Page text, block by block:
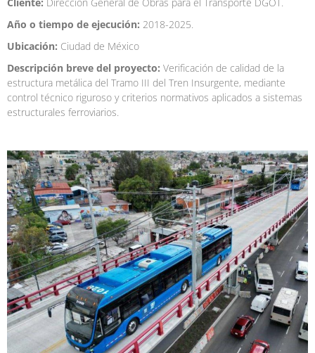
Año o tiempo de ejecución: 2018-2025.
Ubicación: Ciudad de México
Descripción breve del proyecto: Verificación de calidad de la
estructura metálica del Tramo III del Tren Insurgente, mediante
control técnico riguroso y criterios normativos aplicados a sistemas
estructurales ferroviarios.